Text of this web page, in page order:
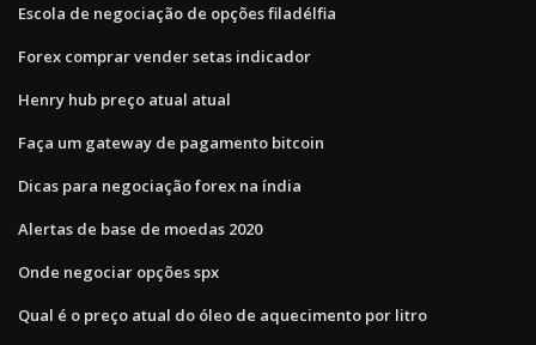
Escola de negociação de opções filadélfia
Forex comprar vender setas indicador
Henry hub preço atual atual
Faça um gateway de pagamento bitcoin
Dicas para negociação forex na índia
Alertas de base de moedas 2020
Onde negociar opções spx
Qual é o preço atual do óleo de aquecimento por litro